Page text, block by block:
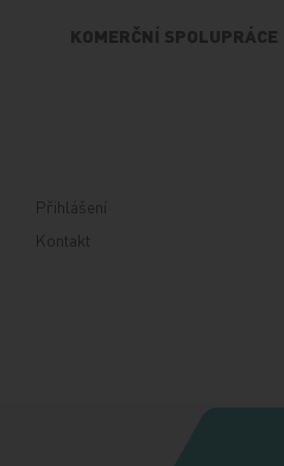
KOMERČNÍ SPOLUPRÁCE
Přihlášení
Kontakt